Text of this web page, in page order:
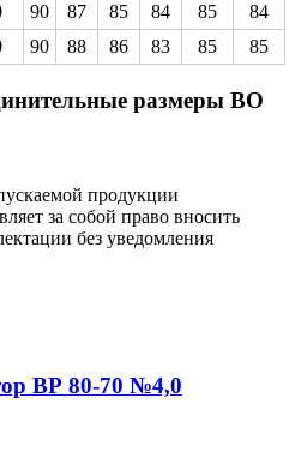
90 87 85 84 85
84
90 88 86 83 85 85
размеры ВО
продукции
за собой право вносить
без уведомления
ВР 80-70 №4,0